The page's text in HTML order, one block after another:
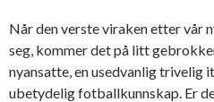
Når den verste viraken etter vår
seg, kommer det på litt
nyansatte, en usedvanlig trivelig
ubetydelig fotballkunnskap. Er